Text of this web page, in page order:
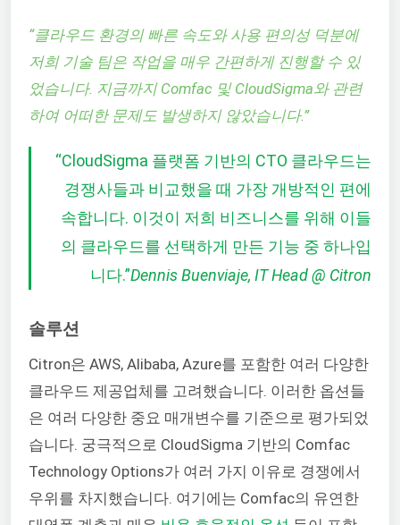
“클라우드 환경의 빠른 속도와 사용 편의성 덕분에
저희 기술 팀은 작업을 매우 간편하게 진행할 수 있
었습니다. 지금까지 Comfac 및 CloudSigma와 관련
하여 어떠한 문제도 발생하지 않았습니다.”
“CloudSigma 플랫폼 기반의 CTO 클라우드는
경쟁사들과 비교했을 때 가장 개방적인 편에
속합니다. 이것이 저희 비즈니스를 위해 이들
의 클라우드를 선택하게 만든 기능 중 하나입
니다.”Dennis Buenviaje, IT Head @ Citron
솔루션
Citron은 AWS, Alibaba, Azure를 포함한 여러 다양한
클라우드 제공업체를 고려했습니다. 이러한 옵션들
은 여러 다양한 중요 매개변수를 기준으로 평가되었
습니다. 궁극적으로 CloudSigma 기반의 Comfac
Technology Options가 여러 가지 이유로 경쟁에서
우위를 차지했습니다. 여기에는 Comfac의 유연한